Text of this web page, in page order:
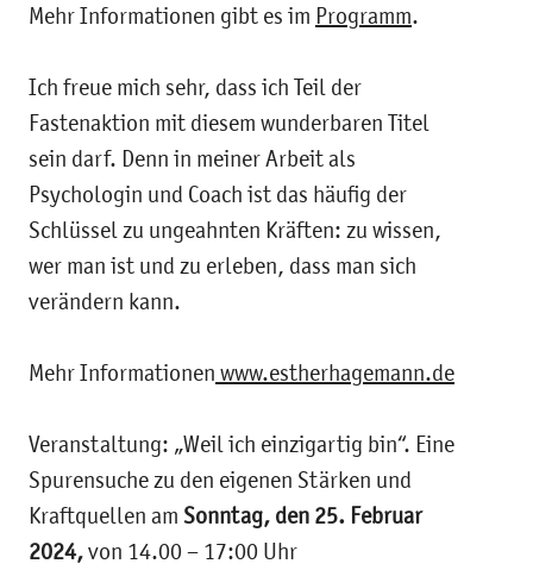
Mehr Informationen gibt es im Programm.
Ich freue mich sehr, dass ich Teil der
Fastenaktion mit diesem wunderbaren Titel
sein darf. Denn in meiner Arbeit als
Psychologin und Coach ist das häufig der
Schlüssel zu ungeahnten Kräften: zu wissen,
wer man ist und zu erleben, dass man sich
verändern kann.
Mehr Informationen www.estherhagemann.de
Veranstaltung: „Weil ich einzigartig bin“. Eine
Spurensuche zu den eigenen Stärken und
Kraftquellen am Sonntag, den 25. Februar
2024,von 14.00 – 17:00 Uhr